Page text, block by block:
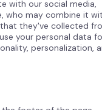
y garantiza
with our social media,
who may combine it
they've collected
your personal data
personalization,